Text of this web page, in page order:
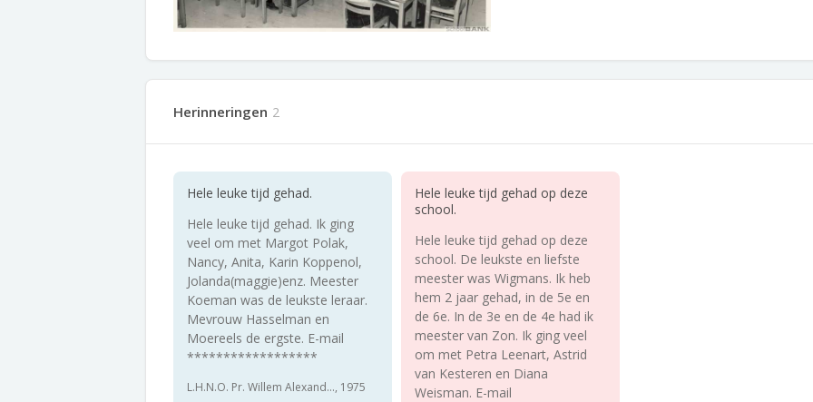
Herinneringen 2
Hele leuke tijd gehad.
Hele leuke tijd gehad. Ik ging
veel om met Margot Polak,
Nancy, Anita, Karin Koppenol,
Jolanda(maggie)enz. Meester
Koeman was de leukste leraar.
Mevrouw Hasselman en
Moereels de ergste. E-mail
******************
L.H.N.O. Pr. Willem Alexand..., 1975
Hele leuke tijd gehad op deze
school.
Hele leuke tijd gehad op deze
school. De leukste en liefste
meester was Wigmans. Ik heb
hem 2 jaar gehad, in de 5e en
de 6e. In de 3e en de 4e had ik
meester van Zon. Ik ging veel
om met Petra Leenart, Astrid
van Kesteren en Diana
Weisman. E-mail